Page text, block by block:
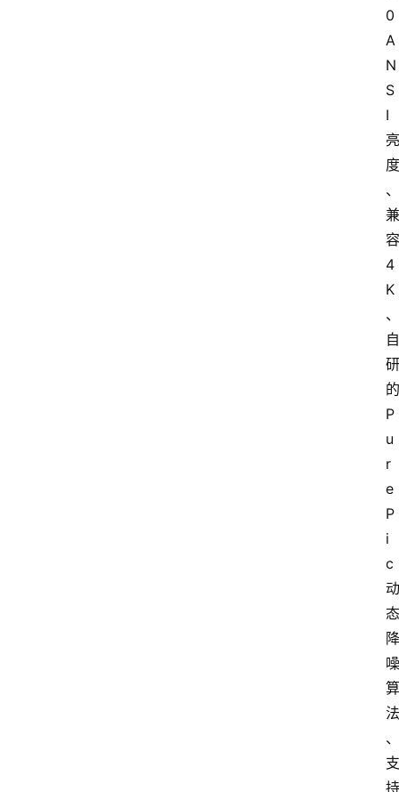
0
A
N
S
I
亮
度
、
兼
容
4
K
、
自
研
的
P
u
r
e
P
i
c
动
态
降
噪
算
法
、
支
持